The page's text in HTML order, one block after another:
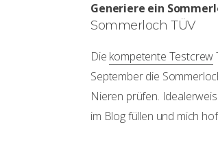
Generiere ein
Sommerloch TÜV
Die kompetente Testcrew
September die
Nieren prüfen.
im Blog füllen und mich